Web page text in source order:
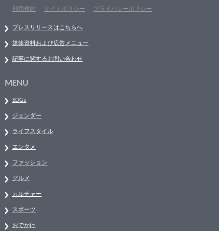
利用規約
サイトポリシー プライバシーポリシー
プレスリリースはこちらへ
媒体資料および広告メニュー
記事に関するお問い合わせ
MENU
SDGs
ジェンダー
ライフスタイル
エンタメ
ファッション
グルメ
カルチャー
スポーツ
おでかけ